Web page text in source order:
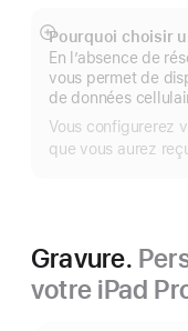
Pourquoi choisir
En l’absence de
vous permet de
de données
Vous configurerez
que vous aurez
Afficher
plus
Gravure.
votre iPad